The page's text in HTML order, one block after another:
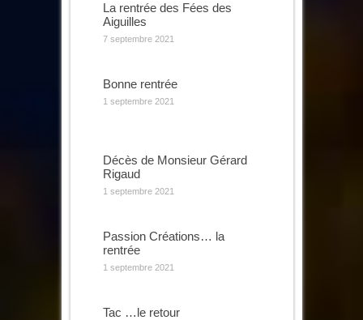
La rentrée des Fées des
Aiguilles
7 septembre 2021
Bonne rentrée
1 septembre 2021
Décès de Monsieur Gérard
Rigaud
1 septembre 2021
Passion Créations… la
rentrée
1 septembre 2021
Tac …le retour